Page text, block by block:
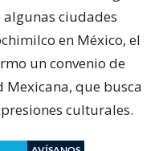
ciudades
en México, el
un convenio de
que busca
culturales.